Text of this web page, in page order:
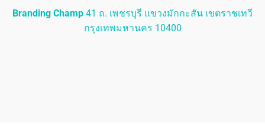
Branding Champ 41 ถ. เพชรบุรี แขวงมักกะสัน เขตราชเทวี
กรุงเทพมหานคร 10400